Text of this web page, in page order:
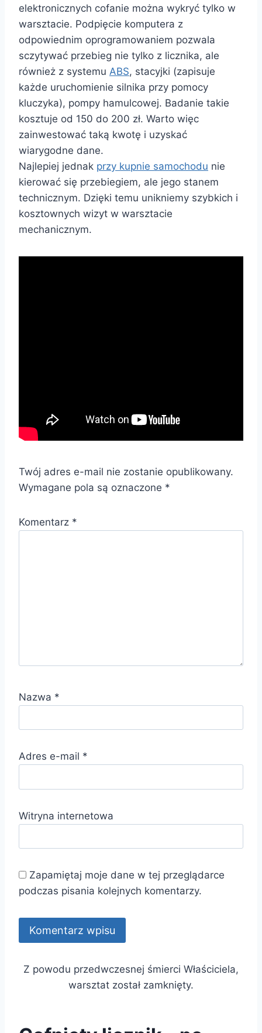
elektronicznych cofanie można wykryć tylko w
warsztacie. Podpięcie komputera z
odpowiednim oprogramowaniem pozwala
sczytywać przebieg nie tylko z licznika, ale
również z systemu ABS, stacyjki (zapisuje
każde uruchomienie silnika przy pomocy
kluczyka), pompy hamulcowej. Badanie takie
kosztuje od 150 do 200 zł. Warto więc
zainwestować taką kwotę i uzyskać
wiarygodne dane.
Najlepiej jednak przy kupnie samochodu nie
kierować się przebiegiem, ale jego stanem
technicznym. Dzięki temu unikniemy szybkich i
kosztownych wizyt w warsztacie
mechanicznym.
Twój adres e-mail nie zostanie opublikowany.
Wymagane pola są oznaczone *
Komentarz *
Nazwa *
Adres e-mail *
Witryna internetowa
Zapamiętaj moje dane w tej przeglądarce
podczas pisania kolejnych komentarzy.
Z powodu przedwczesnej śmierci Właściciela,
warsztat został zamknięty.